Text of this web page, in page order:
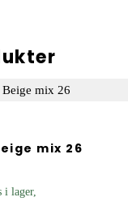
mix 26
i lager,